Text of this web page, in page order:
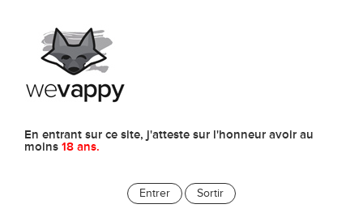
En entrant sur ce site, j'atteste sur l'honneur avoir au
moins 18 ans.
Entrer Sortir
Millésime